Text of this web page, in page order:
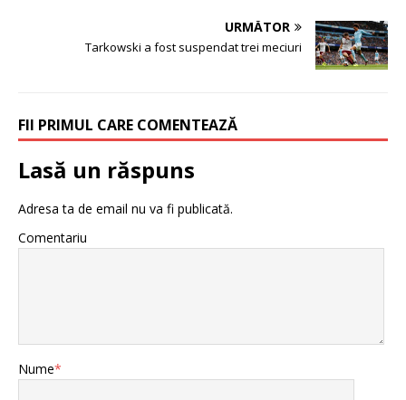
URMĂTOR
Tarkowski a fost suspendat trei meciuri
FII PRIMUL CARE COMENTEAZĂ
Lasă un răspuns
Adresa ta de email nu va fi publicată.
Comentariu
Nume*